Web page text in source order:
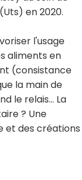
en 2020.
l'usage
aliments en
(consistance
la main de
le relais... La
? Une
et des créations